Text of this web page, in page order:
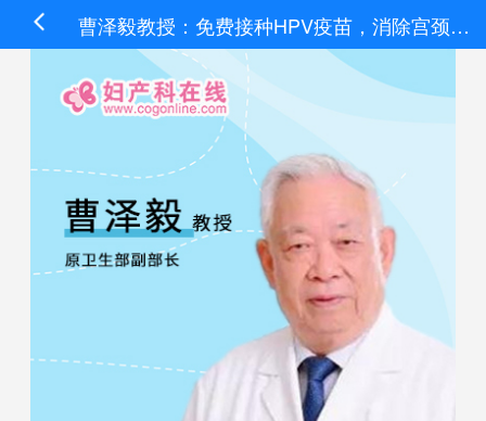
曹泽毅教授：免费接种HPV疫苗，消除宫颈癌不是梦